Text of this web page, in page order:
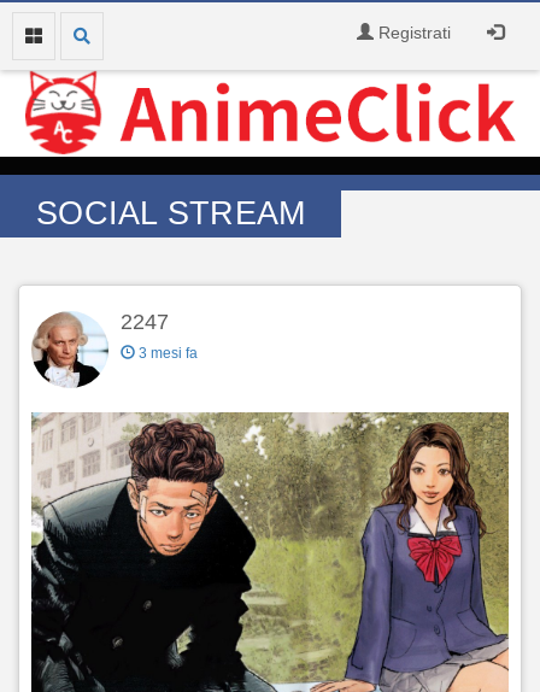
Registrati
SOCIAL STREAM
2247
3 mesi fa